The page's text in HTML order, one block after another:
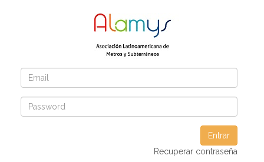
Entrar
Recuperar contraseña